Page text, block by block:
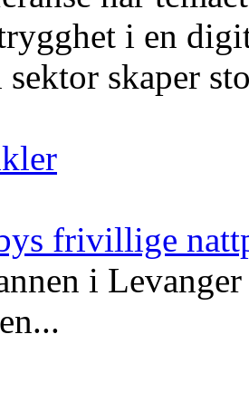
i en
skaper
frivillige
i